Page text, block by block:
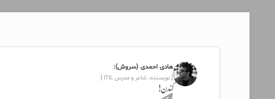
هادی احمدی (سروش):
[ نویسنده، شاعر و مدرس ITIL ]
کَندن!